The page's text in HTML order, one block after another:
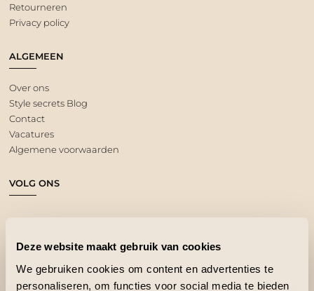
Deze website maakt gebruik van cookies
We gebruiken cookies om content en advertenties te
personaliseren, om functies voor social media te bieden
Retourneren
Privacy policy
ALGEMEEN
Over ons
Style secrets Blog
Contact
Vacatures
Algemene voorwaarden
VOLG ONS